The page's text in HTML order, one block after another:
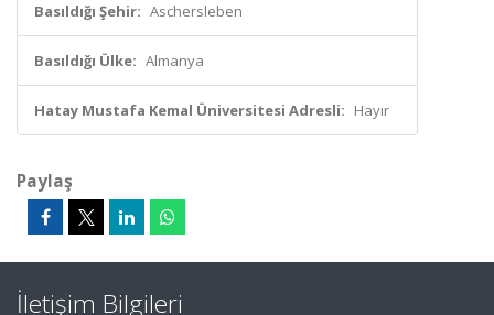
Basıldığı Şehir: Aschersleben
Basıldığı Ülke: Almanya
Hatay Mustafa Kemal Üniversitesi Adresli: Hayır
Paylaş
İletişim Bilgileri